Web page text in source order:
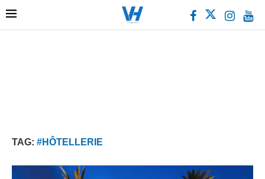
TAG: #HÔTELLERIE